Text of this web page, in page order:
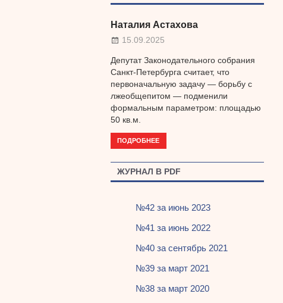
Наталия Астахова
15.09.2025
Депутат Законодательного собрания
Санкт-Петербурга считает, что
первоначальную задачу — борьбу с
лжеобщепитом — подменили
формальным параметром: площадью
50 кв.м.
ПОДРОБНЕЕ
ЖУРНАЛ В PDF
№42 за июнь 2023
№41 за июнь 2022
№40 за сентябрь 2021
№39 за март 2021
№38 за март 2020